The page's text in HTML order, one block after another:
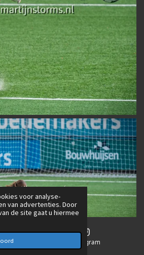
voor analyse-
van advertenties. Door
de site gaat u hiermee
Instagram